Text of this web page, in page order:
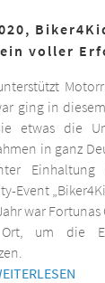
voller
ging in
etwas die
in ganz
Einhaltung
Event
war Fortunas
um die